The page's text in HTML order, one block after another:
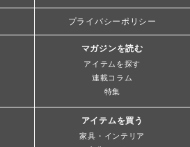
プライバシーポリシー
マガジンを読む
アイテムを探す
連載コラム
特集
アイテムを買う
家具・インテリア